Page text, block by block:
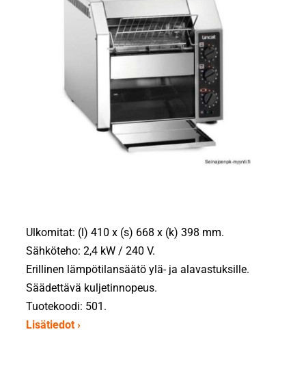
Ulkomitat: (l) 410 x (s) 668 x (k) 398 mm.
Sähköteho: 2,4 kW / 240 V.
Erillinen lämpötilansäätö ylä- ja alavastuksille.
Säädettävä kuljetinnopeus.
Tuotekoodi: 501.
Lisätiedot ›